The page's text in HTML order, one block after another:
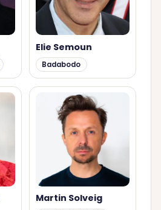
Elie Semoun
Badabodo
Martin Solveig